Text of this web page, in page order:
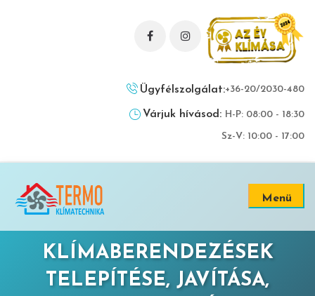
Ügyfélszolgálat:+36-20/2030-480
Várjuk hívásod: H-P: 08:00 - 18:30
Sz-V: 10:00 - 17:00
Menü
KLÍMABERENDEZÉSEK
TELEPÍTÉSE, JAVÍTÁSA,